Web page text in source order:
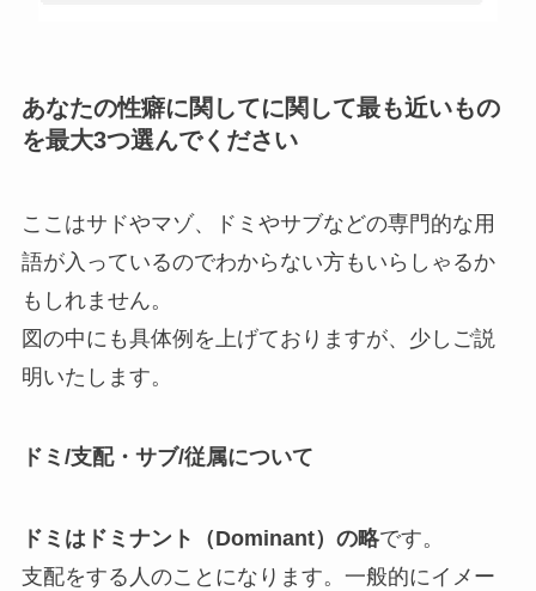
あなたの性癖に関してに関して最も近いもの
を最大3つ選んでください
ここはサドやマゾ、ドミやサブなどの専門的な用
語が入っているのでわからない方もいらしゃるか
もしれません。
図の中にも具体例を上げておりますが、少しご説
明いたします。
ドミ/支配・サブ/従属について
ドミはドミナント（Dominant）の略です。
支配をする人のことになります。一般的にイメー